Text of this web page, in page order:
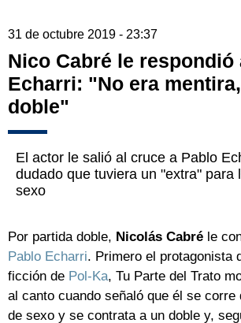
31 de octubre 2019 - 23:37
Nico Cabré le respondió
Echarri: "No era
doble"
El actor le salió al cruce a Pablo
dudado que tuviera un "extra" para
sexo
Por partida doble, Nicolás Cabré le
Pablo Echarri. Primero el protagonista
ficción de Pol-Ka, Tu Parte del Trato
al canto cuando señaló que él se corre
de sexo y se contrata a un doble y,